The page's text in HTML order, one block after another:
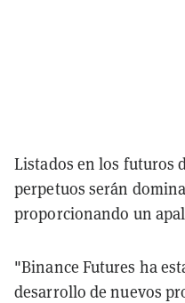
Listados en los futuros
perpetuos serán
proporcionando un
"Binance Futures ha
desarrollo de nuevos